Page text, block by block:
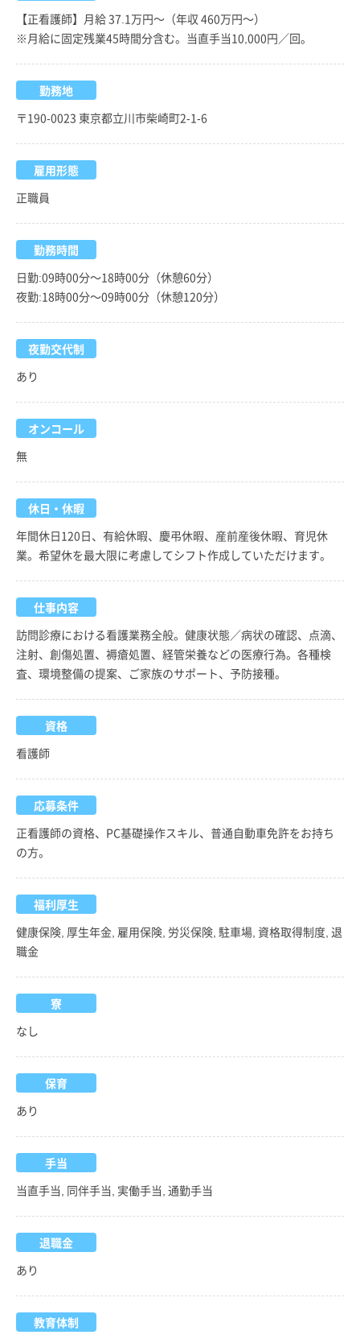
【正看護師】月給 37.1万円～（年収 460万円～）
※月給に固定残業45時間分含む。当直手当10,000円／回。
勤務地
〒190-0023 東京都立川市柴崎町2-1-6
雇用形態
正職員
勤務時間
日勤:09時00分～18時00分（休憩60分）
夜勤:18時00分～09時00分（休憩120分）
夜勤交代制
あり
オンコール
無
休日・休暇
年間休日120日、有給休暇、慶弔休暇、産前産後休暇、育児休
業。希望休を最大限に考慮してシフト作成していただけます。
仕事内容
訪問診療における看護業務全般。健康状態／病状の確認、点滴、
注射、創傷処置、褥瘡処置、経管栄養などの医療行為。各種検
査、環境整備の提案、ご家族のサポート、予防接種。
資格
看護師
応募条件
正看護師の資格、PC基礎操作スキル、普通自動車免許をお持ち
の方。
福利厚生
健康保険, 厚生年金, 雇用保険, 労災保険, 駐車場, 資格取得制度, 退
職金
寮
なし
保育
あり
手当
当直手当, 同伴手当, 実働手当, 通勤手当
退職金
あり
教育体制